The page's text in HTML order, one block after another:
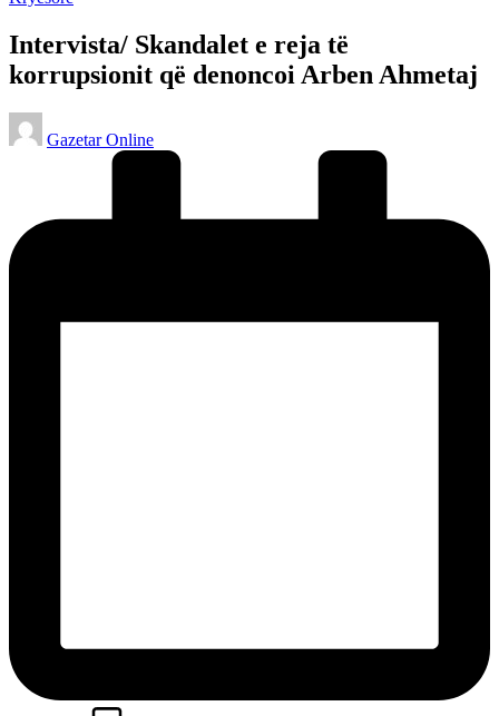
Intervista/ Skandalet e reja të
korrupsionit që denoncoi Arben Ahmetaj
Posted
by
Gazetar Online